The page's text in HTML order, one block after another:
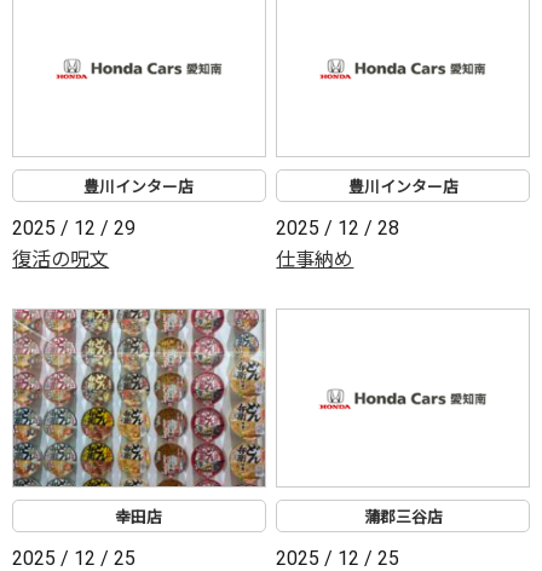
豊川インター店
2025 / 12 / 29
復活の呪文
豊川インター店
2025 / 12 / 28
仕事納め
幸田店
2025 / 12 / 25
蒲郡三谷店
2025 / 12 / 25